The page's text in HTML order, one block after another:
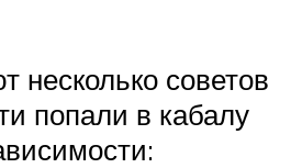
несколько советов
попали в кабалу